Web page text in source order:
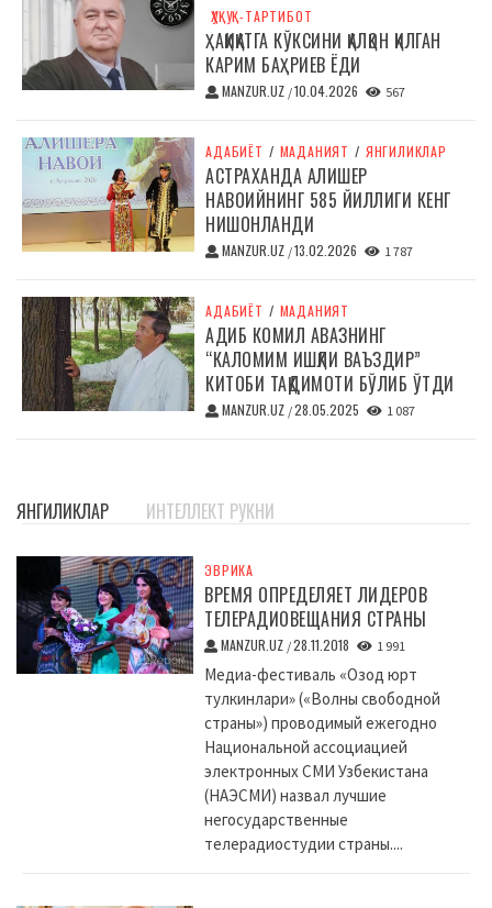
ҲУҚУҚ-ТАРТИБОТ
ҲАҚИҚАТГА КЎКСИНИ ҚАЛҚОН ҚИЛГАН
КАРИМ БАҲРИЕВ ЁДИ
MANZUR.UZ /10.04.2026 567
АДАБИЁТ / МАДАНИЯТ / ЯНГИЛИКЛАР
АСТРАХАНДА АЛИШЕР
НАВОИЙНИНГ 585 ЙИЛЛИГИ КЕНГ
НИШОНЛАНДИ
MANZUR.UZ /13.02.2026 1 787
АДАБИЁТ / МАДАНИЯТ
АДИБ КОМИЛ АВАЗНИНГ
“КАЛОМИМ ИШҚЛИ ВАЪЗДИР”
КИТОБИ ТАҚДИМОТИ БЎЛИБ ЎТДИ
MANZUR.UZ /28.05.2025 1 087
ЯНГИЛИКЛАР ИНТЕЛЛЕКТ РУКНИ
ЭВРИКА
ВРЕМЯ ОПРЕДЕЛЯЕТ ЛИДЕРОВ
ТЕЛЕРАДИОВЕЩАНИЯ СТРАНЫ
MANZUR.UZ /28.11.2018 1 991
Медиа-фестиваль «Озод юрт
тулкинлари» («Волны свободной
страны») проводимый ежегодно
Национальной ассоциацией
электронных СМИ Узбекистана
(НАЭСМИ) назвал лучшие
негосударственные
телерадиостудии страны....